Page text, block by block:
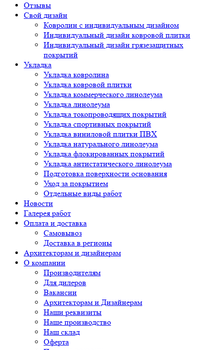
Отзывы
Свой дизайн
Ковролин с индивидуальным дизайном
Индивидуальный дизайн ковровой плитки
Индивидуальный дизайн грязезащитных
покрытий
Укладка
Укладка ковролина
Укладка ковровой плитки
Укладка коммерческого линолеума
Укладка линолеума
Укладка токопроводящих покрытий
Укладка спортивных покрытий
Укладка виниловой плитки ПВХ
Укладка натурального линолеума
Укладка флокированных покрытий
Укладка антистатического линолеума
Подготовка поверхности основания
Уход за покрытием
Отдельные виды работ
Новости
Галерея работ
Оплата и доставка
Самовывоз
Доставка в регионы
Архитекторам и дизайнерам
О компании
Производителям
Для дилеров
Вакансии
Архитекторам и Дизайнерам
Наши реквизиты
Наше производство
Наш склад
Оферта